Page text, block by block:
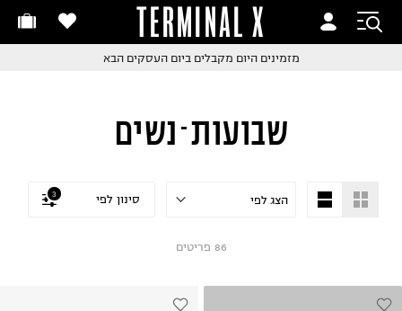
TERMINAL X
החלפות והחזרות בקליקעם שליח עד הבית!
שבועות - נשים
סינון לפי 3
86 פריטים